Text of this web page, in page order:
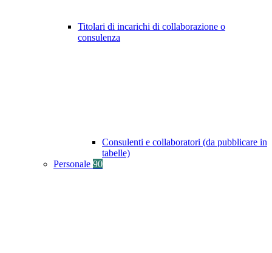
Titolari di incarichi di collaborazione o
consulenza
Consulenti e collaboratori (da pubblicare in
tabelle)
Personale 90